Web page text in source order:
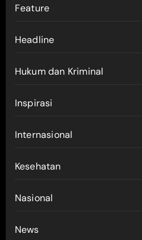
Feature
Headline
Hukum dan Kriminal
Inspirasi
Internasional
Kesehatan
Nasional
News